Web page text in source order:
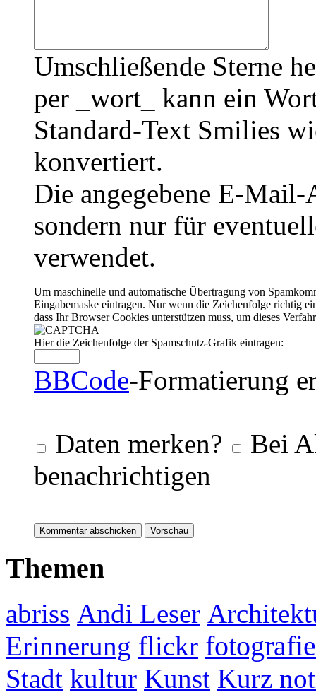
Umschließende Sterne
per _wort_ kann ein
Standard-Text Smilies
konvertiert.
Die angegebene E-
sondern nur für
verwendet.
Um maschinelle und automatische Übertragung von
Eingabemaske eintragen. Nur wenn die Zeichenfolge richtig
dass Ihr Browser Cookies unterstützen muss, um dieses
Hier die Zeichenfolge der Spamschutz-Grafik eintragen:
BBCode-Formatierung
Daten merken?
Bei
benachrichtigen
Themen
abriss Andi Leser
Erinnerung flickr fotografie
Stadt kultur Kunst Kurz